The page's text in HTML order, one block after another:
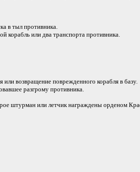
в тыл противника.
корабль или два транспорта противника.
возвращение поврежденного корабля в базу.
разгрому противника.
штурман или летчик награждены орденом